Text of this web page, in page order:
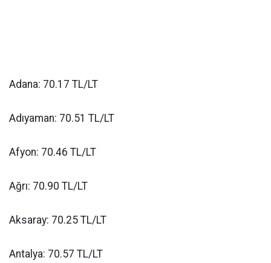
Adana: 70.17 TL/LT
Adıyaman: 70.51 TL/LT
Afyon: 70.46 TL/LT
Ağrı: 70.90 TL/LT
Aksaray: 70.25 TL/LT
Antalya: 70.57 TL/LT